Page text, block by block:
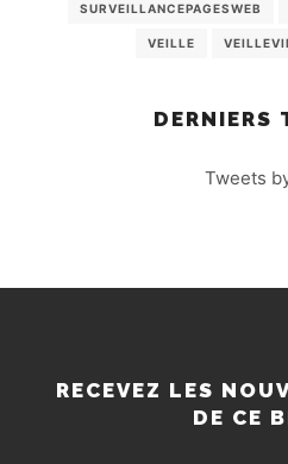
SURVEILLANCEPAGESWEB
VEILLE
DERNIERS
Tweets
RECEVEZ LES
DE CE